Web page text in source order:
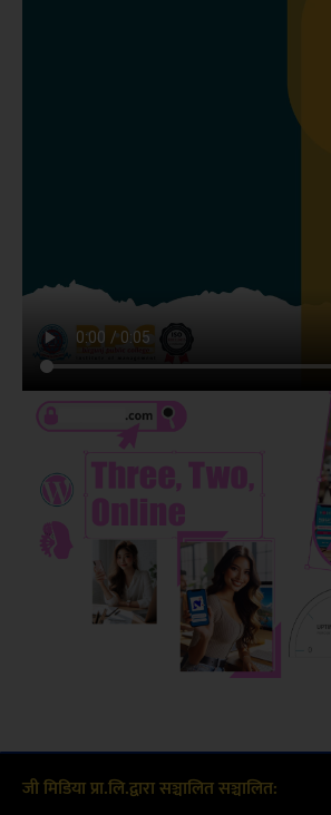
जी मिडिया प्रा.लि.द्वारा सञ्चालित सञ्चालित: